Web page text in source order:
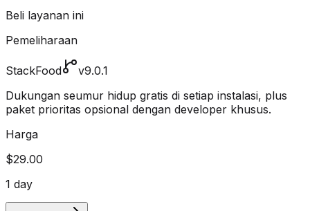
Beli layanan ini
Pemeliharaan
StackFood
v9.0.1
Dukungan seumur hidup gratis di setiap instalasi, plus
paket prioritas opsional dengan developer khusus.
Harga
$29.00
1 day